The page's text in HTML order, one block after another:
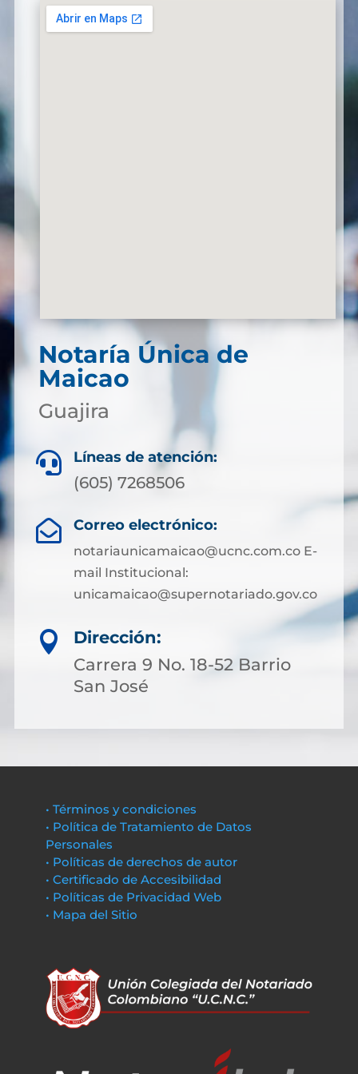
Notaría Única de
Maicao
Guajira
 Líneas de atención:
(605) 7268506
 Correo electrónico:
notariaunicamaicao@ucnc.com.co E-
mail Institucional:
unicamaicao@supernotariado.gov.co

Dirección:
Carrera 9 No. 18-52 Barrio
San José
• Términos y condiciones
• Política de Tratamiento de Datos
Personales
• Políticas de derechos de autor
• Certificado de Accesibilidad
• Políticas de Privacidad Web
• Mapa del Sitio